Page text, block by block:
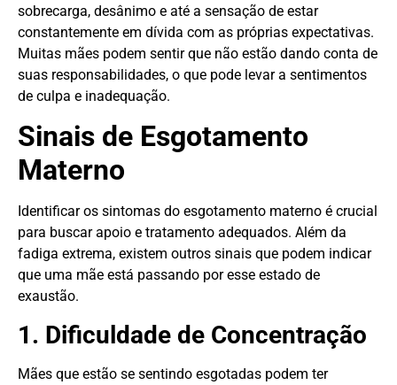
sobrecarga, desânimo e até a sensação de estar
constantemente em dívida com as próprias expectativas.
Muitas mães podem sentir que não estão dando conta de
suas responsabilidades, o que pode levar a sentimentos
de culpa e inadequação.
Sinais de Esgotamento
Materno
Identificar os sintomas do esgotamento materno é crucial
para buscar apoio e tratamento adequados. Além da
fadiga extrema, existem outros sinais que podem indicar
que uma mãe está passando por esse estado de
exaustão.
1. Dificuldade de Concentração
Mães que estão se sentindo esgotadas podem ter